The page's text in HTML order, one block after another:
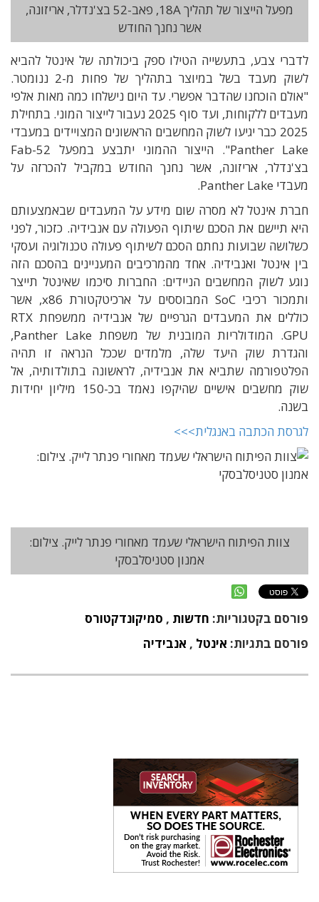
מפעל הייצור של תהליך 18A, פאב-52 בצ'נדלר, אריזונה,
אשר נחנך החודש
לדברי צבע, בתעשייה הטילו ספק ביכולתה של אינטל להביא
לשוק מעבד בשל במיוצר בתהליך של פחות מ-2 ננומטר.
"אולם הוכחנו שהדבר אפשרי. עד היום נישלחו כמה מאות אלפי
מעבדים ללקוחות, ועד סוף 2025 נעבור לייצור המוני. בתחילת
2025 כבר יגיעו לשוק המחשבים הראשונים המצויידים במעבדי
Panther Lake". הייצור ההמוני יתבצע במפעל Fab-52
בצ'נדלר, אריזונה, אשר נחנך החודש במקביל להכרזה על
מעבדי Panther Lake.
חברת אינטל לא מסרה שום מידע על המעבדים שבאמצעותם
היא תיישם את הסכם שיתוף הפעולה עם אנבידיה. כזכור, לפני
כשלושה שבועות נחתם הסכם לשיתוף פעולה טכנולוגיה ועסקי
בין אינטל ואנבידיה. אחד מהמרכיבים המעניינים בהסכם הזה
נוגע לשוק המחשבים הניידים: החברות סיכמו שאינטל תייצר
ותמכור רכיבי SoC המבוססים על ארכיטקטורת x86, אשר
כוללים את המעבדים הגרפיים של אנבידיה ממשפחת RTX
GPU. המודולריות המובנית של משפחת Panther Lake,
והגדרת שוק היעד שלה, מלמדים שככל הנראה זו תהיה
הפלטפורמה שתביא את אנבידיה, לראשונה בתולדותיה, אל
שוק מחשבים אישיים שהיקפו נאמד בכ-150 מיליון יחידות
בשנה.
לגרסת הכתבה באנגלית>>>
צוות הפיתוח הישראלי שעמד מאחורי פנתר לייק. צילום:
אמנון סטניסלבסקי
פורסם בקטגוריות: חדשות , סמיקונדקטורס
פורסם בתגיות: אינטל , אנבידיה